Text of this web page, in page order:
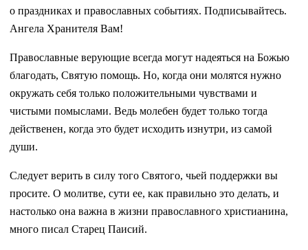
о праздниках и православных событиях. Подписывайтесь.
Ангела Хранителя Вам!
Православные верующие всегда могут надеяться на Божью
благодать, Святую помощь. Но, когда они молятся нужно
окружать себя только положительными чувствами и
чистыми помыслами. Ведь молебен будет только тогда
действенен, когда это будет исходить изнутри, из самой
души.
Следует верить в силу того Святого, чьей поддержки вы
просите. О молитве, сути ее, как правильно это делать, и
настолько она важна в жизни православного христианина,
много писал Старец Паисий.